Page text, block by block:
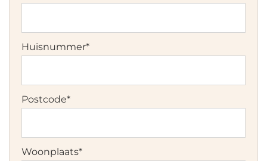
Huisnummer*
Postcode*
Woonplaats*